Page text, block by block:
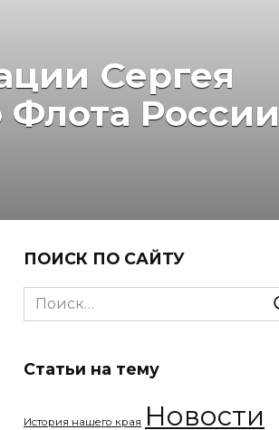
Сергея
России
ПОИСК ПО САЙТУ
Search
for:
Статьи на тему
История нашего края Новости